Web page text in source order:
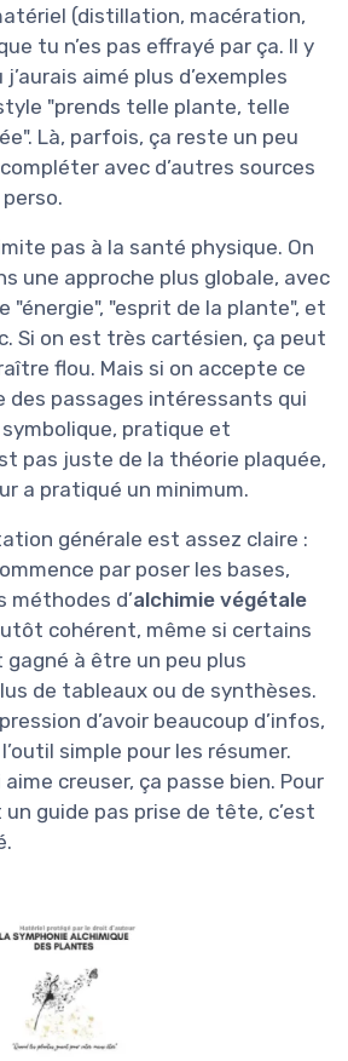
(distillation, macération,
tu n’es pas effrayé par ça. Il y
aimé plus d’exemples
"prends telle plante, telle
Là, parfois, ça reste un peu
avec d’autres sources
pas à la santé physique. On
une approche plus globale, avec
"énergie", "esprit de la plante", et
Si on est très cartésien, ça peut
flou. Mais si on accepte ce
des passages intéressants qui
pratique et
pas juste de la théorie plaquée,
a pratiqué un minimum.
générale est assez claire :
par poser les bases,
méthodes d’alchimie végétale
cohérent, même si certains
à être un peu plus
de tableaux ou de synthèses.
d’avoir beaucoup d’infos,
simple pour les résumer.
aime creuser, ça passe bien. Pour
un guide pas prise de tête, c’est